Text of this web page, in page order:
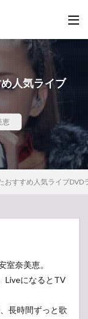
人気ライブ
恵
おすすめ人気ライブDVD
奈美恵。
LiveになるとTV
長時間ずっと歌